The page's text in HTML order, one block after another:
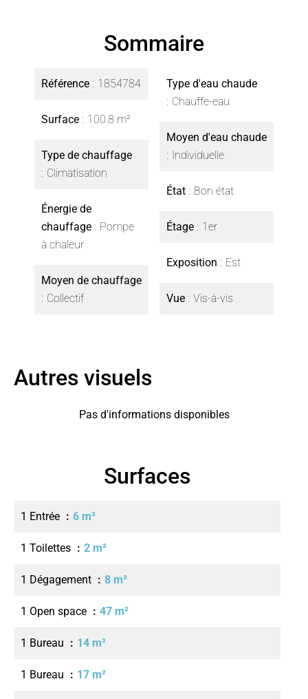
Sommaire
Référence 1854784
Surface 100.8 m²
Type de chauffage
Climatisation
Énergie de
chauffage
Pompe
à chaleur
Moyen de chauffage
Collectif
Type d'eau chaude
Chauffe-eau
Moyen d'eau chaude
Individuelle
État Bon état
Étage 1er
Exposition Est
Vue Vis-à-vis
Autres visuels
Pas d'informations disponibles
Surfaces
1 Entrée 6 m²
1 Toilettes 2 m²
1 Dégagement 8 m²
1 Open space 47 m²
1 Bureau 14 m²
1 Bureau 17 m²